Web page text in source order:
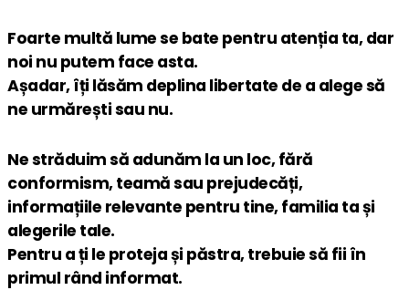
Foarte multă lume se bate pentru atenția ta, dar
noi nu putem face asta.
Așadar, îți lăsăm deplina libertate de a alege să
ne urmărești sau nu.
Ne străduim să adunăm la un loc, fără
conformism, teamă sau prejudecăți,
informațiile relevante pentru tine, familia ta și
alegerile tale.
Pentru a ți le proteja și păstra, trebuie să fii în
primul rând informat.